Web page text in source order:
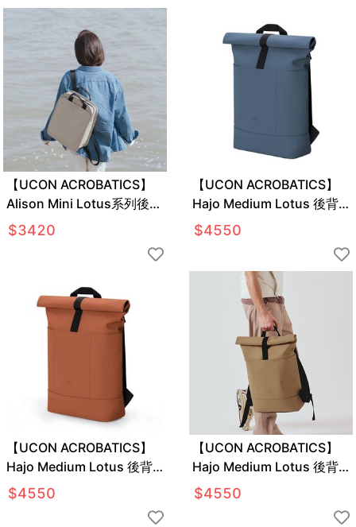
【UCON ACROBATICS】
Alison Mini Lotus系列後背
包
$3420
【UCON ACROBATICS】
Hajo Medium Lotus 後背
包
$4550
【UCON ACROBATICS】
Hajo Medium Lotus 後背
包
$4550
【UCON ACROBATICS】
Hajo Medium Lotus 後背
包
$4550